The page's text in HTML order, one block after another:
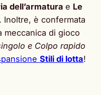
dell’armatura e Le
. Inoltre, è confermata
meccanica di gioco
e Colpo rapido
Stili di lotta!